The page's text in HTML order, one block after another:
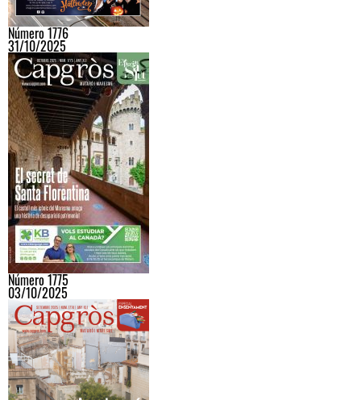
Número 1776
31/10/2025
Número 1775
03/10/2025